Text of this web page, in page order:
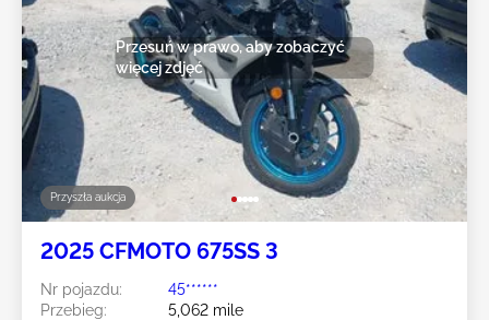
Przyszła aukcja
Przesuń w prawo, aby zobaczyć
więcej zdjęć
2025 CFMOTO 675SS 3
Nr pojazdu:
45******
Przebieg:
5,062 mile